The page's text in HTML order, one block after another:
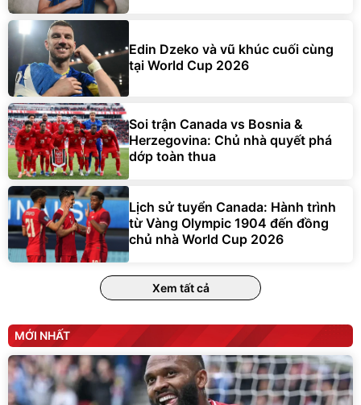
Edin Dzeko và vũ khúc cuối cùng
tại World Cup 2026
Soi trận Canada vs Bosnia &
Herzegovina: Chủ nhà quyết phá
dớp toàn thua
Lịch sử tuyển Canada: Hành trình
từ Vàng Olympic 1904 đến đồng
chủ nhà World Cup 2026
Xem tất cả
MỚI NHẤT